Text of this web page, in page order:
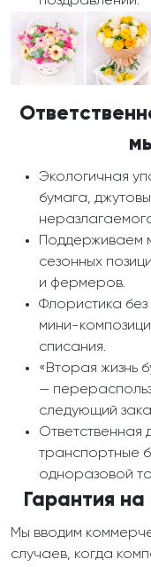
Экологичная
бумага,
Поддерживаем
сезонных
и фермеров.
Флористика без
мини-
списания.
«Вторая жизнь
—
следующий
Ответственная
транспортные
одноразовой
Гарантия
Мы вводим
случаев, когда